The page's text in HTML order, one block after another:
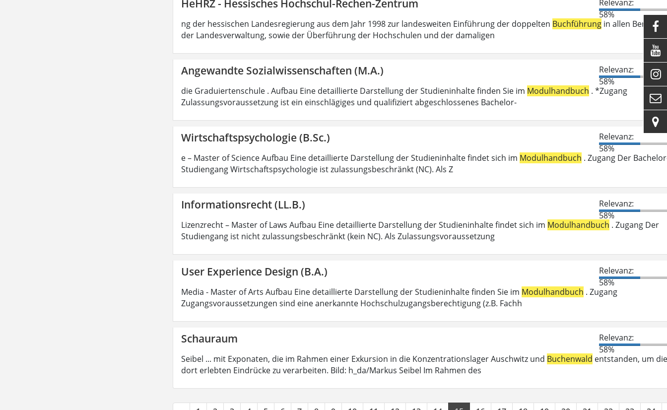
HeHRZ - Hessisches Hochschul-Rechen-Zentrum
Relevanz:
58%
ng der hessischen Landesregierung aus dem Jahr 1998 zur landesweiten Einführung der doppelten Buchführung in allen
der Landesverwaltung, sowie der Überführung der Hochschulen und der damaligen
Angewandte Sozialwissenschaften (M.A.)
Relevanz:
58%
die Graduiertenschule . Aufbau Eine detaillierte Darstellung der Studieninhalte finden Sie im Modulhandbuch . *Zugang
Zulassungsvoraussetzung ist ein einschlägiges und qualifiziert abgeschlossenes Bachelor-
Wirtschaftspsychologie (B.Sc.)
Relevanz:
58%
e – Master of Science Aufbau Eine detaillierte Darstellung der Studieninhalte findet sich im Modulhandbuch . Zugang Der
Studiengang Wirtschaftspsychologie ist zulassungsbeschränkt (NC). Als Z
Informationsrecht (LL.B.)
Relevanz:
58%
Lizenzrecht – Master of Laws Aufbau Eine detaillierte Darstellung der Studieninhalte findet sich im Modulhandbuch . Zugang Der
Studiengang ist nicht zulassungsbeschränkt (kein NC). Als Zulassungsvoraussetzung
User Experience Design (B.A.)
Relevanz:
58%
Media - Master of Arts Aufbau Eine detaillierte Darstellung der Studieninhalte finden Sie im Modulhandbuch . Zugang
Zugangsvoraussetzungen sind eine anerkannte Hochschulzugangsberechtigung (z.B. Fachh
Schauraum
Relevanz:
58%
Seibel ... mit Exponaten, die im Rahmen einer Exkursion in die Konzentrationslager Auschwitz und Buchenwald entstanden, um die
dort erlebten Eindrücke zu verarbeiten. Bild: h_da/Markus Seibel Im Rahmen des




